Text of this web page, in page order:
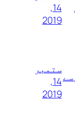
14,
2019
ستمبر
14,
2019